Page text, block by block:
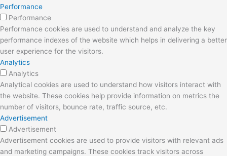
Performance
Performance
Performance cookies are used to understand and analyze the key
performance indexes of the website which helps in delivering a better
user experience for the visitors.
Analytics
Analytics
Analytical cookies are used to understand how visitors interact with
the website. These cookies help provide information on metrics the
number of visitors, bounce rate, traffic source, etc.
Advertisement
Advertisement
Advertisement cookies are used to provide visitors with relevant ads
and marketing campaigns. These cookies track visitors across